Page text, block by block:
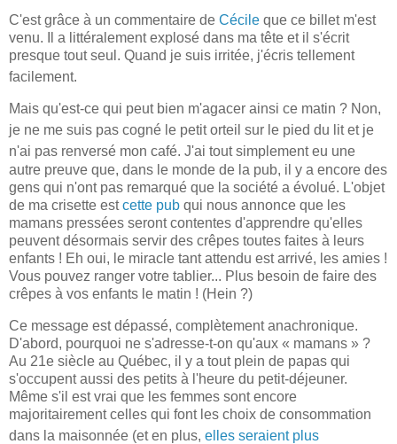
C'est grâce à un commentaire de Cécile que ce billet m'est
venu. Il a littéralement explosé dans ma tête et il s'écrit
presque tout seul. Quand je suis irritée, j'écris tellement
facilement.
Mais qu'est-ce qui peut bien m'agacer ainsi ce matin ? Non,
je ne me suis pas cogné le petit orteil sur le pied du lit et je
n'ai pas renversé mon café. J'ai tout simplement eu une
autre preuve que, dans le monde de la pub, il y a encore des
gens qui n'ont pas remarqué que la société a évolué. L'objet
de ma crisette estcette pub qui nous annonce que les
mamans pressées seront contentes d'apprendre qu'elles
peuvent désormais servir des crêpes toutes faites à leurs
enfants ! Eh oui, le miracle tant attendu est arrivé, les amies !
Vous pouvez ranger votre tablier... Plus besoin de faire des
crêpes à vos enfants le matin ! (Hein ?)
Ce message est dépassé, complètement anachronique.
D'abord, pourquoi ne s'adresse-t-on qu'aux « mamans » ?
Au 21e siècle au Québec, il y a tout plein de papas qui
s'occupent aussi des petits à l'heure du petit-déjeuner.
Même s'il est vrai que les femmes sont encore
majoritairement celles qui font les choix de consommation
dans la maisonnée (et en plus, elles seraient plus